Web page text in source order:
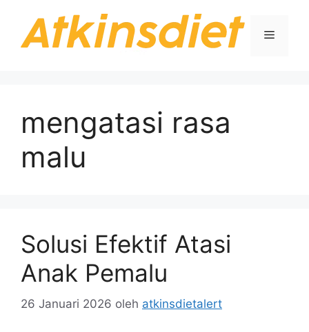
Menu
mengatasi rasa
malu
Solusi Efektif Atasi
Anak Pemalu
26 Januari 2026 oleh atkinsdietalert